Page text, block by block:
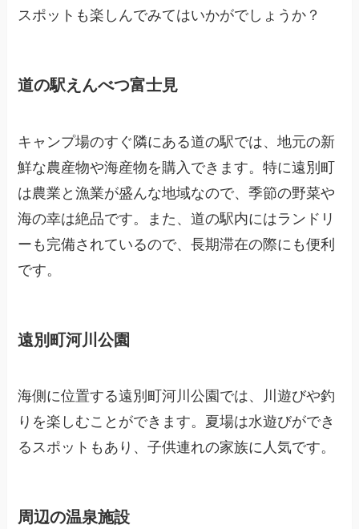
スポットも楽しんでみてはいかがでしょうか？
道の駅えんべつ富士見
キャンプ場のすぐ隣にある道の駅では、地元の新
鮮な農産物や海産物を購入できます。特に遠別町
は農業と漁業が盛んな地域なので、季節の野菜や
海の幸は絶品です。また、道の駅内にはランドリ
ーも完備されているので、長期滞在の際にも便利
です。
遠別町河川公園
海側に位置する遠別町河川公園では、川遊びや釣
りを楽しむことができます。夏場は水遊びができ
るスポットもあり、子供連れの家族に人気です。
周辺の温泉施設